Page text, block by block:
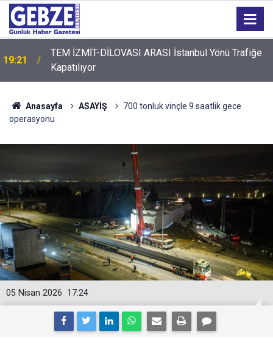
19:21
TEM İZMİT-DİLOVASI ARASI İstanbul Yönü Trafiğe
Kapatılıyor
Anasayfa ASAYİŞ
700 tonluk vinçle 9 saatlik gece
operasyonu
17:24
05 Nisan 2026